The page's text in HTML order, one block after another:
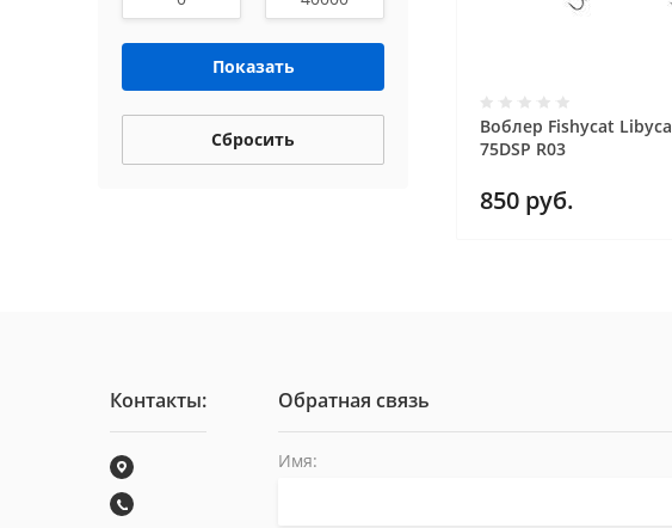
Показать
Сбросить
Воблер Fishycat Libyca
75DSP R03
850 руб.
Контакты: Обратная связь
Имя: